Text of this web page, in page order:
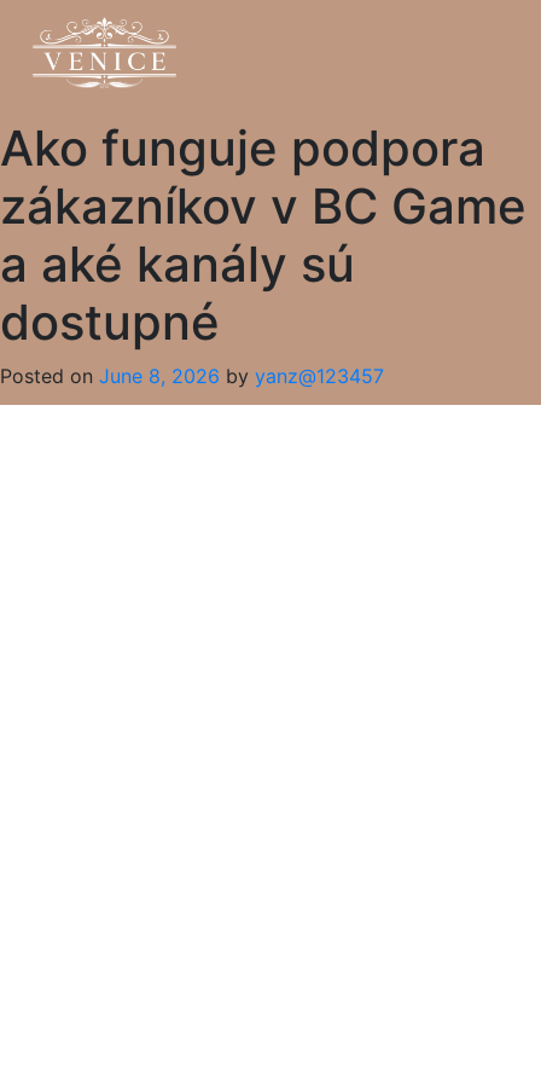
Ako funguje podpora
zákazníkov v BC Game
a aké kanály sú
dostupné
Posted on June 8, 2026 by yanz@123457